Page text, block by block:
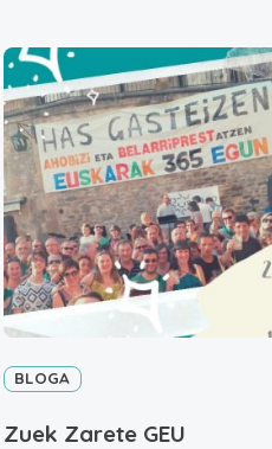
BLOGA
Zuek Zarete GEU